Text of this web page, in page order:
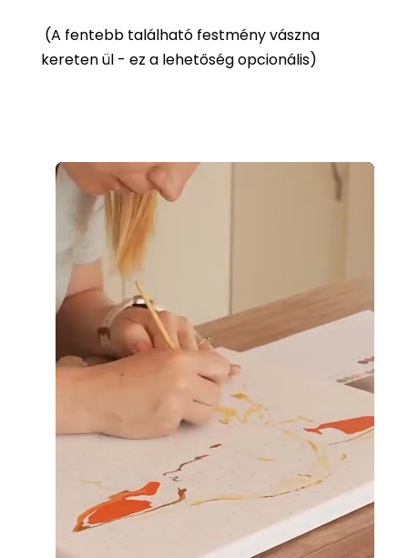
(A fentebb található festmény vászna
kereten ül - ez a lehetőség opcionális)